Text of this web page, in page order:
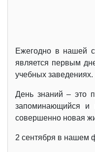
Ежегодно в нашей
является первым
учебных заведениях.
День знаний – это
запоминающийся и
совершенно новая
2 сентября в нашем